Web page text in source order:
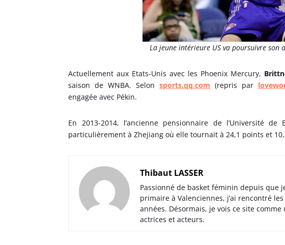
La jeune intérieure US va poursuivre son
Actuellement aux Etats-Unis avec les Phoenix Mercury,
saison de WNBA. Selonsports.qq.com (repris par
engagée avec Pékin.
En 2013-2014, l’ancienne pensionnaire de l’Université
particulièrement à Zhejiang où elle tournait à 24,1 points et
Thibaut LASSER
Passionné de basket féminin depuis que
primaire à Valenciennes, j’ai rencontré
années. Désormais, je vois ce site
actrices et acteurs.